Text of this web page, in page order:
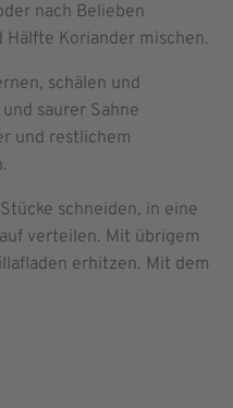
nach Belieben
Koriander mischen.
schälen und
saurer Sahne
und restlichem
schneiden, in eine
verteilen. Mit übrigem
erhitzen. Mit dem